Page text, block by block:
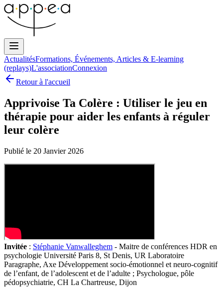
ActualitésFormations, Événements, Articles & E-learning
(replays)L'associationConnexion
Retour à l'accueil
Apprivoise Ta Colère : Utiliser le jeu en
thérapie pour aider les enfants à réguler
leur colère
Publié le 20 Janvier 2026
Invitée : Stéphanie Vanwalleghem - Maitre de conférences HDR en
psychologie Université Paris 8, St Denis, UR Laboratoire
Paragraphe, Axe Développement socio-émotionnel et neuro-cognitif
de l’enfant, de l’adolescent et de l’adulte ; Psychologue, pôle
pédopsychiatrie, CH La Chartreuse, Dijon